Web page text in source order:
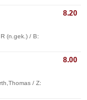
8.20
(n.gek.) / B:
8.00
/ Z: